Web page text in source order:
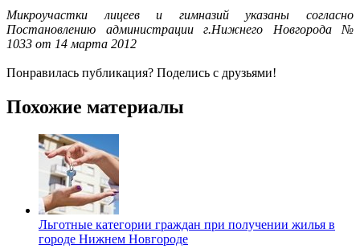
Микроучастки лицеев и гимназий указаны согласно
Постановлению администрации г.Нижнего Новгорода №
1033 от 14 марта 2012
Понравилась публикация? Поделись с друзьями!
Похожие материалы
Льготные категории граждан при получении жилья в
городе Нижнем Новгороде